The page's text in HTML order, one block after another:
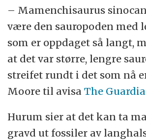
– Mamenchisaurus
være den sauropoden med
som er oppdaget så langt,
at det var større, lengre
streifet rundt i det som nå
Moore til avisaThe
Hurum sier at det kan ta
gravd ut fossiler av